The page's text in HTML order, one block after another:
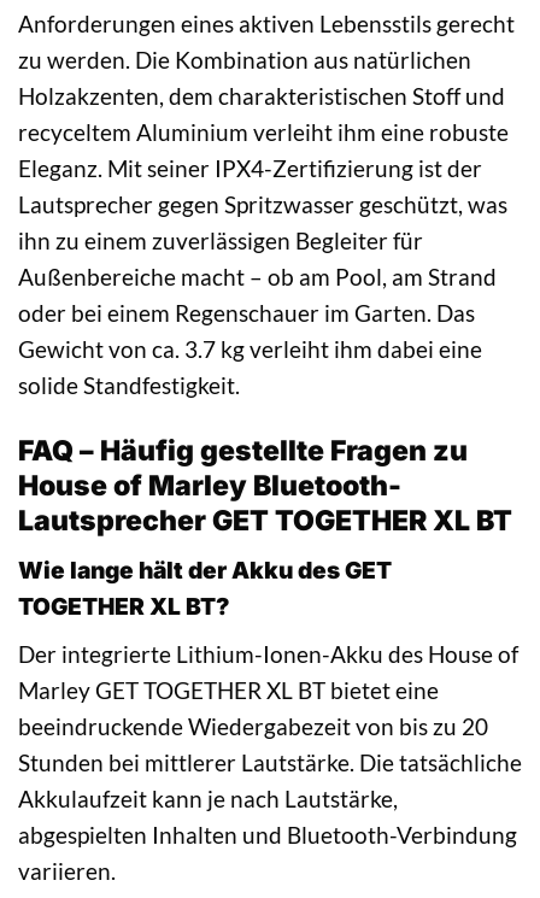
Anforderungen eines aktiven Lebensstils gerecht
zu werden. Die Kombination aus natürlichen
Holzakzenten, dem charakteristischen Stoff und
recyceltem Aluminium verleiht ihm eine robuste
Eleganz. Mit seiner IPX4-Zertifizierung ist der
Lautsprecher gegen Spritzwasser geschützt, was
ihn zu einem zuverlässigen Begleiter für
Außenbereiche macht – ob am Pool, am Strand
oder bei einem Regenschauer im Garten. Das
Gewicht von ca. 3.7 kg verleiht ihm dabei eine
solide Standfestigkeit.
FAQ – Häufig gestellte Fragen zu
House of Marley Bluetooth-
Lautsprecher GET TOGETHER XL BT
Wie lange hält der Akku des GET
TOGETHER XL BT?
Der integrierte Lithium-Ionen-Akku des House of
Marley GET TOGETHER XL BT bietet eine
beeindruckende Wiedergabezeit von bis zu 20
Stunden bei mittlerer Lautstärke. Die tatsächliche
Akkulaufzeit kann je nach Lautstärke,
abgespielten Inhalten und Bluetooth-Verbindung
variieren.